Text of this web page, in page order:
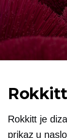
Rokkitt je
prikaz u